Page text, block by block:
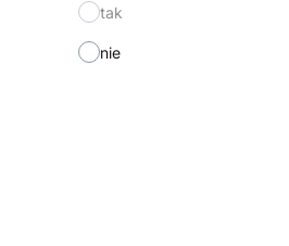
tak
nie